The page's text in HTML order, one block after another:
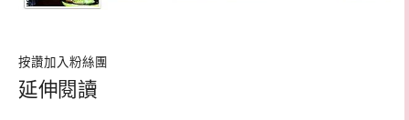
按讚加入粉絲團
延伸閱讀